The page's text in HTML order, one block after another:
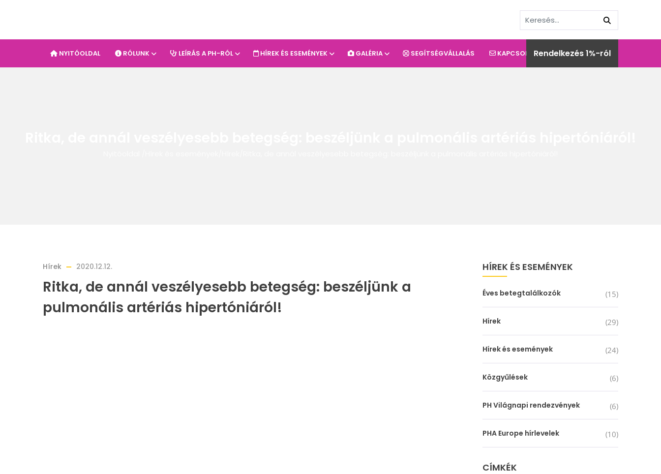
NYITÓOLDAL RÓLUNK LEÍRÁS A PH-RÓL HÍREK ÉS ESEMÉNYEK GALÉRIA SEGÍTSÉGVÁLLALÁS KAPCSOLATRendelkezés 1%-ról
Hírek 2020.12.12.
Ritka, de annál veszélyesebb betegség: beszéljünk a
pulmonális artériás hipertóniáról!
HÍREK ÉS ESEMÉNYEK
Éves betegtalálkozók (15)
Hírek (29)
Hírek és események (24)
Közgyűlések (6)
PH Világnapi rendezvények (6)
PHA Europe hírlevelek (10)
CÍMKÉK